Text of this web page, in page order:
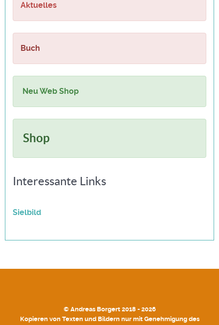
Aktuelles
Buch
Neu Web Shop
Shop
Interessante Links
Sielbild
© Andreas Borgert 2018 - 2026
Kopieren von Texten und Bildern nur mit Genehmigung des